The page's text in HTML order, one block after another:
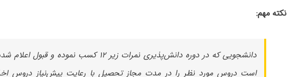
نکته مهم:
دانشجویی که در دوره دانش‌پذیری نمرات زیر ۱۲ کسب نموده و قبول
است دروس مورد نظر را در مدت مجاز تحصیل با رعایت پیش‌نیاز دروس